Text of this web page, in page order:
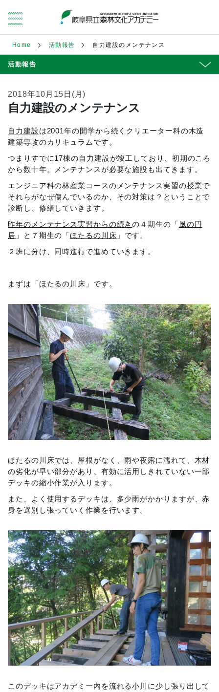
Home 活動報告 自力建設のメンテナンス
活動報告
2018年10月15日(月)
自力建設のメンテナンス
自力建設は2001年の開学から続くクリエーター科の木造
建築専攻のカリキュラムです。
つまりすでに17棟の自力建設が竣工しており、初期のころ
から数十年。メンテナンスが必要な施設も出てきます。
エンジニア科の林産業コースのメンテナンス実習の授業で
それらがなぜ傷んでいるのか、その対策は？ということで
診断し、修繕していきます。
昨年のメンテナンス実習からの続きの４期生の「 風の円
居 」と７期生の「ほたるの川床 」です。
２班に分け、同時進行で進めていきます。
まずは「ほたるの川床」です。
ほたるの川床では、屋根がなく、雨や夜露に濡れて、木材
の劣化が早い部分があり、有効に活用しきれていない一部
デッキの縮小作業が入ります。
また、よく使用するデッキは、多少雨がかかりますが、赤
身を選別し張っていく作業を行います。
このデッキはアカデミー内を流れる小川に少し張り出して